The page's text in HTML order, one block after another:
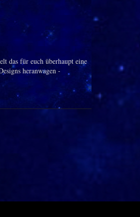
das für euch überhaupt eine
heranwagen -